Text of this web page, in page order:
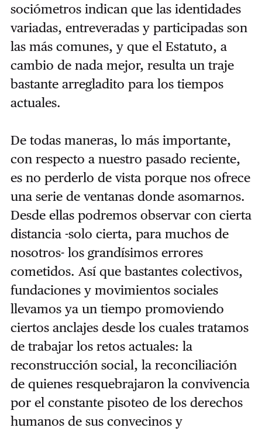
sociómetros indican que las identidades
variadas, entreveradas y participadas son
las más comunes, y que el Estatuto, a
cambio de nada mejor, resulta un traje
bastante arregladito para los tiempos
actuales.
De todas maneras, lo más importante,
con respecto a nuestro pasado reciente,
es no perderlo de vista porque nos ofrece
una serie de ventanas donde asomarnos.
Desde ellas podremos observar con cierta
distancia -solo cierta, para muchos de
nosotros- los grandísimos errores
cometidos. Así que bastantes colectivos,
fundaciones y movimientos sociales
llevamos ya un tiempo promoviendo
ciertos anclajes desde los cuales tratamos
de trabajar los retos actuales: la
reconstrucción social, la reconciliación
de quienes resquebrajaron la convivencia
por el constante pisoteo de los derechos
humanos de sus convecinos y